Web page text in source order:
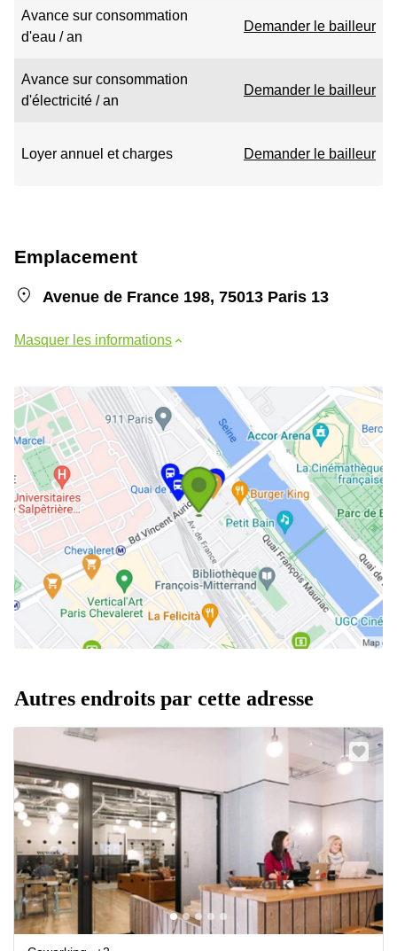
Avance sur consommation
d'eau / an
Demander le bailleur
Avance sur consommation
d'électricité / an
Demander le bailleur
Loyer annuel et charges Demander le bailleur
Emplacement
Avenue de France 198, 75013 Paris 13
Masquer les informations
Autres endroits par cette adresse